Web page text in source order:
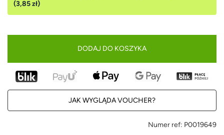
(3,85 zł)
DODAJ DO KOSZYKA
JAK WYGLĄDA VOUCHER?
Numer ref: P0019649